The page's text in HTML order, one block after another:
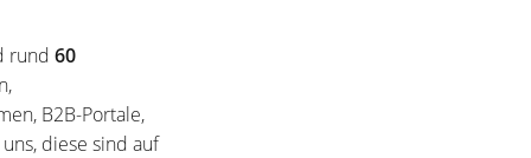
rund 60
B2B-Portale,
diese sind auf